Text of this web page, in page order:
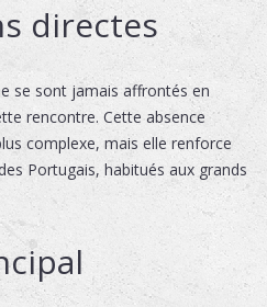
directes
se sont jamais affrontés en
rencontre. Cette absence
complexe, mais elle renforce
Portugais, habitués aux grands